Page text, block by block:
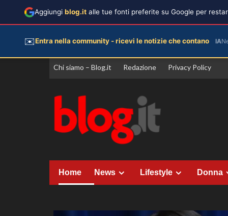
Vai
Chi siamo – Blog.it Redazione Privacy Policy
Home News Lifestyle Donna
Aggiungi blog.it alle tue fonti preferite su Google per
✉️Entra nella community - ricevi le notizie che contano IA